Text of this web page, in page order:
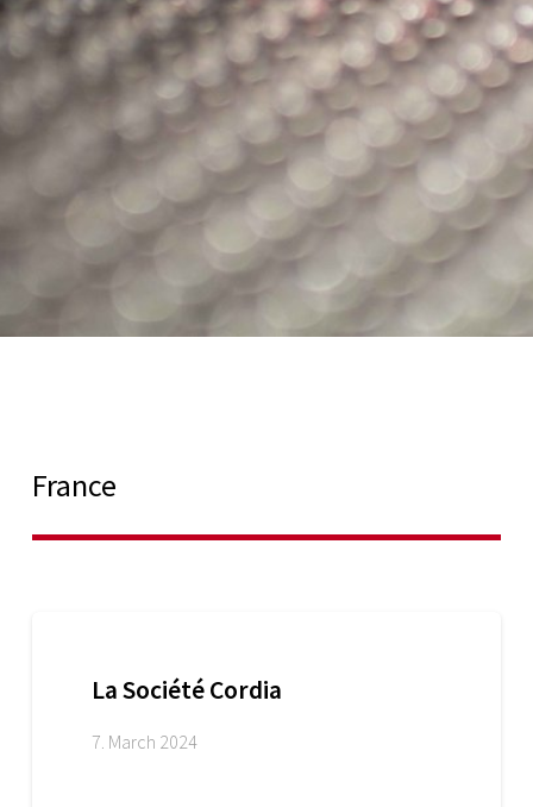
France
La Société Cordia
7. March 2024